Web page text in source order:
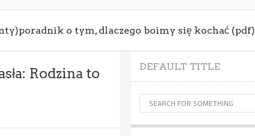
o tym, dlaczego boimy się kochać (pdf)
Rodzina to
DEFAULT TITLE